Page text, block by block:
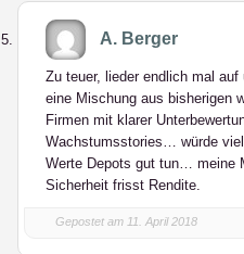
A. Berger
Zu teuer, lieder endlich mal
eine Mischung aus bisherigen
Firmen mit klarer
Wachstumsstories… würde
Werte Depots gut tun… meine
Sicherheit frisst Rendite.
Gepostet am 11. April 2018